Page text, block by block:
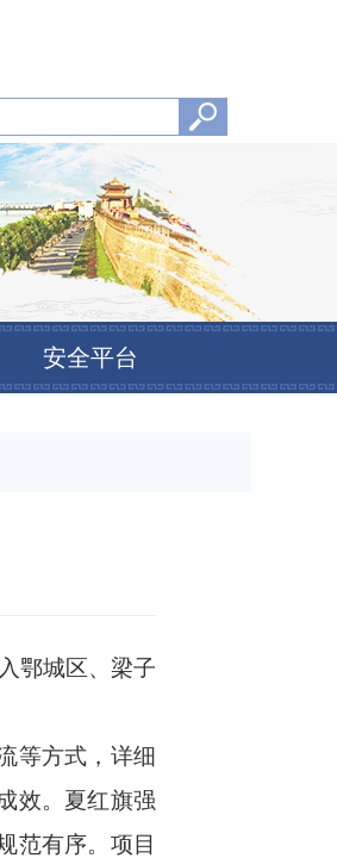
安全平台
鄂城区、梁子
等方式，详细
效。夏红旗强
范有序。项目